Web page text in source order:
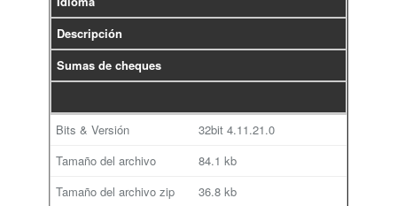
Descripción
Sumas de cheques
32bit 4.11.21.0
84.1 kb
36.8 kb